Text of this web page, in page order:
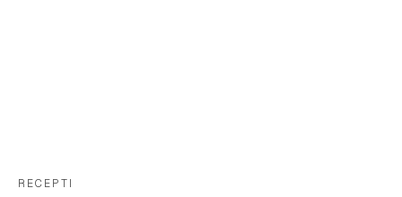
RECEPTI